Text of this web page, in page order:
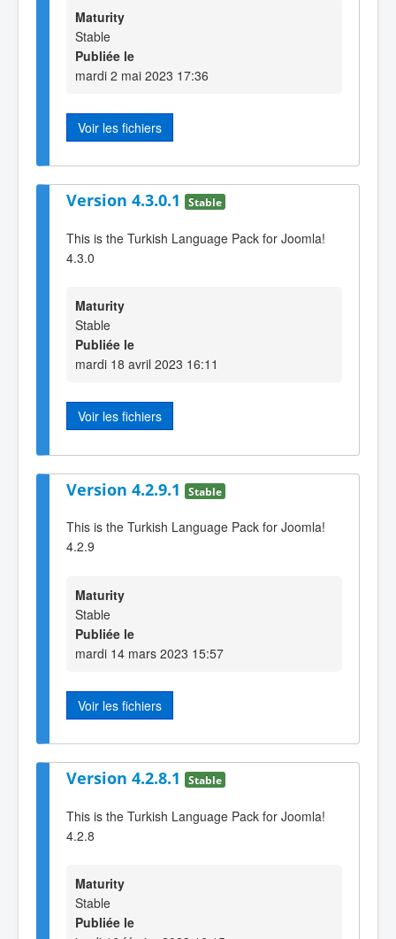
Maturity
Stable
Publiée le
mardi 2 mai 2023 17:36
Voir les fichiers
Version 4.3.0.1 Stable
This is the Turkish Language Pack for Joomla!
4.3.0
Maturity
Stable
Publiée le
mardi 18 avril 2023 16:11
Voir les fichiers
Version 4.2.9.1 Stable
This is the Turkish Language Pack for Joomla!
4.2.9
Maturity
Stable
Publiée le
mardi 14 mars 2023 15:57
Voir les fichiers
Version 4.2.8.1 Stable
This is the Turkish Language Pack for Joomla!
4.2.8
Maturity
Stable
Publiée le